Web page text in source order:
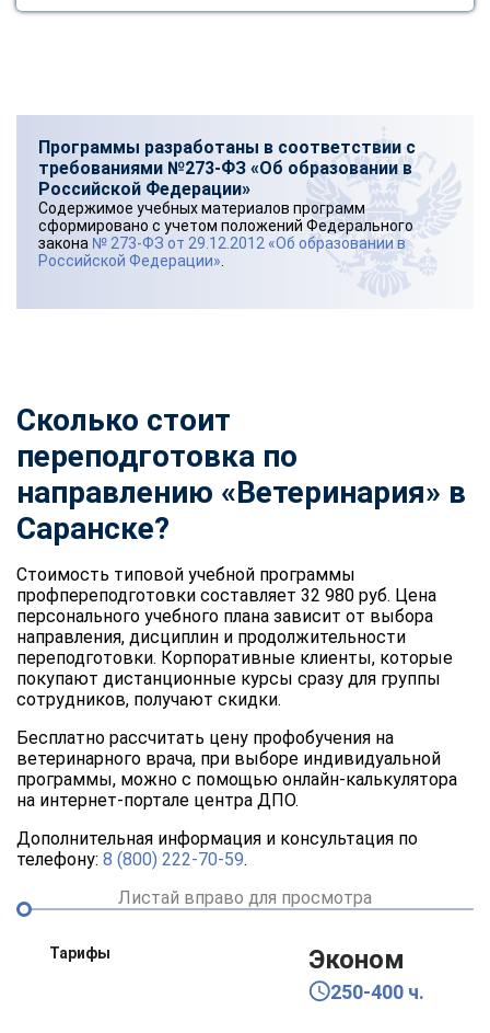
Программы разработаны в соответствии с
требованиями №273-ФЗ «Об образовании в
Российской Федерации»
Содержимое учебных материалов программ
сформировано с учетом положений Федерального
закона № 273-ФЗ от 29.12.2012 «Об образовании в
Российской Федерации»
Сколько стоит
переподготовка по
направлению «Ветеринария» в
Саранске?
Стоимость типовой учебной программы
профпереподготовки составляет 32 980 руб. Цена
персонального учебного плана зависит от выбора
направления, дисциплин и продолжительности
переподготовки. Корпоративные клиенты, которые
покупают дистанционные курсы сразу для группы
сотрудников, получают скидки.
Бесплатно рассчитать цену профобучения на
ветеринарного врача, при выборе индивидуальной
программы, можно с помощью онлайн-калькулятора
на интернет-портале центра ДПО.
Дополнительная информация и консультация по
телефону: 8 (800) 222-70-59.
Листай вправо для просмотра
Тарифы Эконом
250-400 ч.